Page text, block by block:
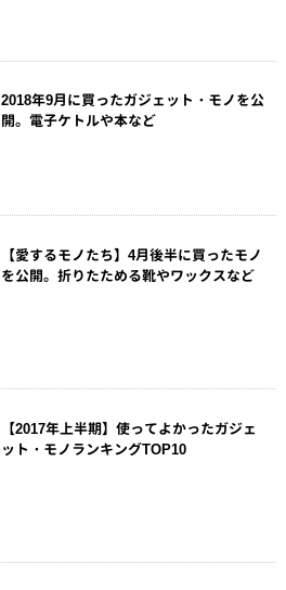
2018年9月に買ったガジェット・モノを公
開。電子ケトルや本など
【愛するモノたち】4月後半に買ったモノ
を公開。折りたためる靴やワックスなど
【2017年上半期】使ってよかったガジェ
ット・モノランキングTOP10